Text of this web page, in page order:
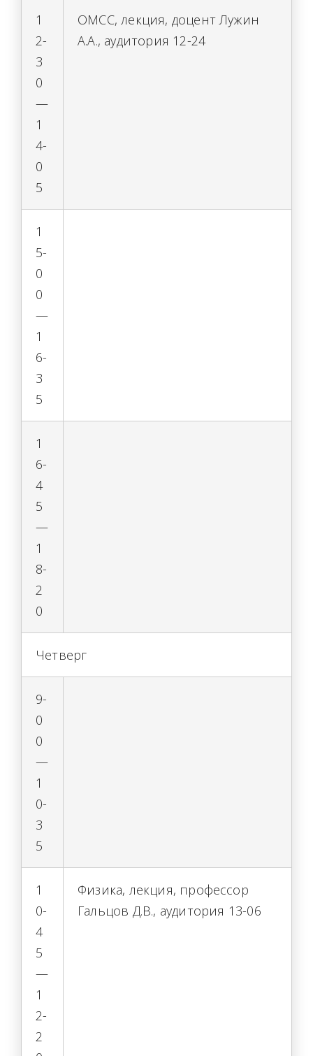
1
2-
3
0
—
1
4-
0
5
ОМСС, лекция, доцент Лужин
А.А., аудитория 12-24
1
5-
0
0
—
1
6-
3
5
1
6-
4
5
—
1
8-
2
0
Четверг
9-
0
0
—
1
0-
3
5
1
0-
4
5
—
1
2-
2
Физика, лекция, профессор
Гальцов Д.В., аудитория 13-06